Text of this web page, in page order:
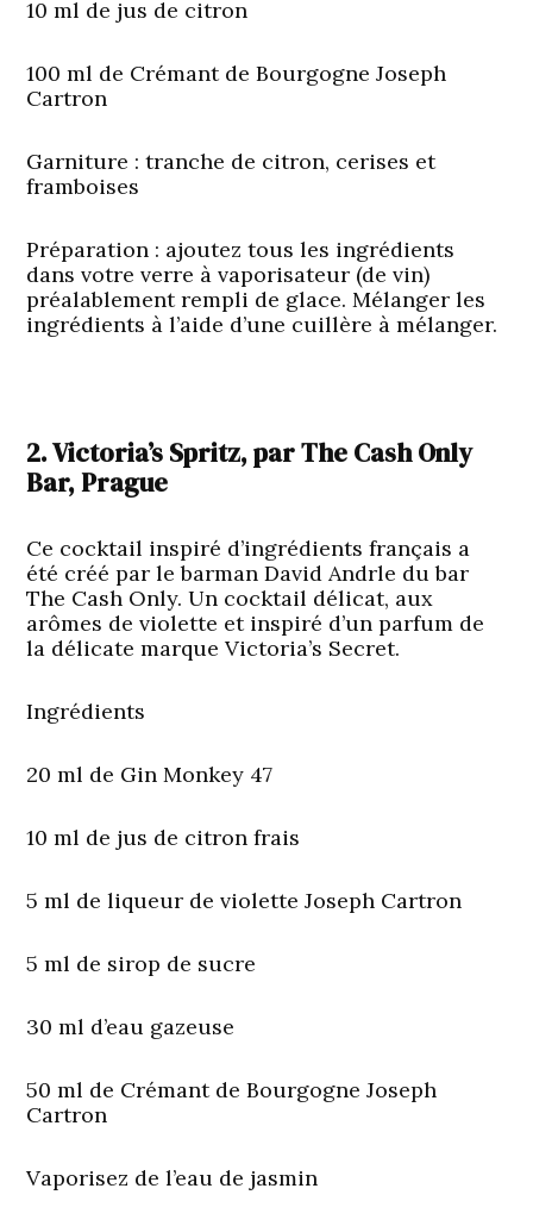
10 ml de jus de citron
100 ml de Crémant de Bourgogne Joseph
Cartron
Garniture : tranche de citron, cerises et
framboises
Préparation : ajoutez tous les ingrédients
dans votre verre à vaporisateur (de vin)
préalablement rempli de glace. Mélanger les
ingrédients à l’aide d’une cuillère à mélanger.
2. Victoria’s Spritz, par The Cash Only
Bar, Prague
Ce cocktail inspiré d’ingrédients français a
été créé par le barman David Andrle du bar
The Cash Only. Un cocktail délicat, aux
arômes de violette et inspiré d’un parfum de
la délicate marque Victoria’s Secret.
Ingrédients
20 ml de Gin Monkey 47
10 ml de jus de citron frais
5 ml de liqueur de violette Joseph Cartron
5 ml de sirop de sucre
30 ml d’eau gazeuse
50 ml de Crémant de Bourgogne Joseph
Cartron
Vaporisez de l’eau de jasmin